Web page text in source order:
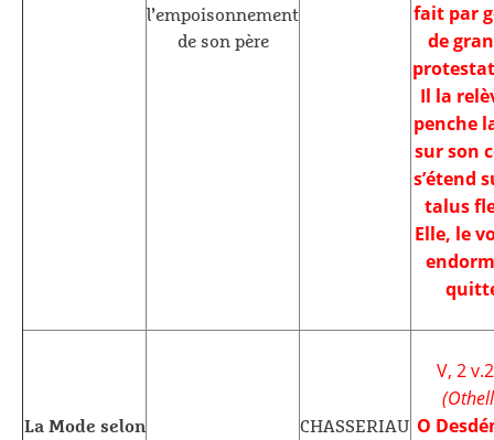
l’empoisonnement
de son père
fait par
de
Il la
penche
sur son
s’étend
talus
Elle, le
La Mode selon
CHASSERIAU
V, 2
O